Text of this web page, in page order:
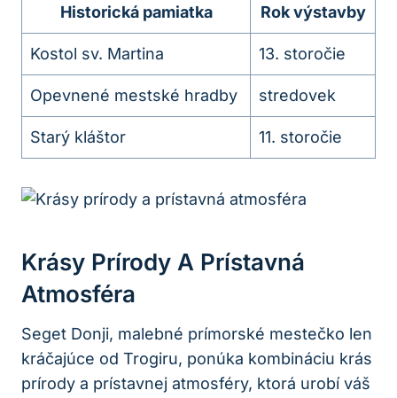
Historická pamiatka Rok výstavby
Kostol sv. Martina 13. storočie
Opevnené mestské hradby stredovek
Starý kláštor 11. storočie
Krásy Prírody A Prístavná
Atmosféra
Seget Donji, malebné prímorské mestečko len
kráčajúce od Trogiru, ponúka kombináciu krás
prírody a prístavnej atmosféry, ktorá urobí váš